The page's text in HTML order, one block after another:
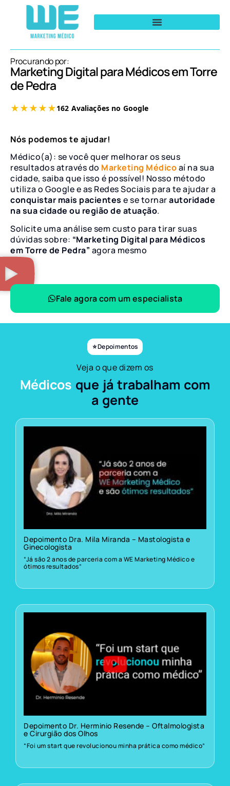
Procurando por:
Marketing Digital para Médicos em Torre
de Pedra
Nós podemos te ajudar!
Médico(a): se você quer melhorar os seus
resultados através do Marketing Médicoaí na sua
cidade, saiba que isso é possível! Nosso método
utiliza o Google e as Redes Sociais para te ajudar a
conquistar mais pacientes e se tornarautoridade
na sua cidade ou região de atuação.
Solicite uma análise sem custo para tirar suas
dúvidas sobre: “Marketing Digital para Médicos
em Torre de Pedra” agora mesmo
Fale agora com um especialista
⭐ Depoimentos
Veja o que dizem os
Médicos que já trabalham com
a gente
Depoimento Dra. Mila Miranda – Mastologista e
Ginecologista
“Já são 2 anos de parceria com a WE Marketing Médico e
ótimos resultados”
Depoimento Dr. Herminio Resende – Oftalmologista
e Cirurgião dos Olhos
“Foi um start que revolucionou minha prática como médico”